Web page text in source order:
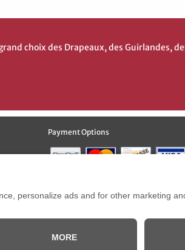
choix des Drapeaux, des Guirlandes,
Payment Options